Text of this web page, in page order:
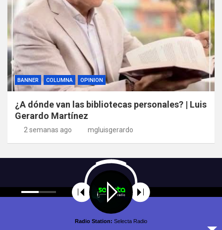
BANNER COLUMNA OPINION
¿A dónde van las bibliotecas personales? | Luis
Gerardo Martínez
2 semanas ago mgluisgerardo
Radio Station: Selecta Radio
Copyright © All rights reserved | Theme by